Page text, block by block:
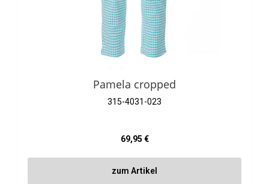
Pamela cropped
315-4031-023
Regulärer Preis:
69,95 €
zum Artikel